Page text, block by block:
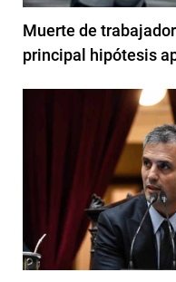
Muerte de
principal hipótesis